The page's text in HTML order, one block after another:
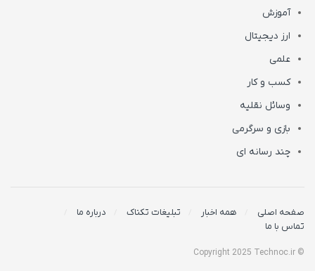
آموزش
ارز دیجیتال
علمی
کسب و کار
وسائل نقلیه
بازی و سرگرمی
چند رسانه ای
صفحه اصلی همه اخبار تبلیغات تکناک
درباره ما
تماس با ما
© Copyright 2025 Technoc.ir